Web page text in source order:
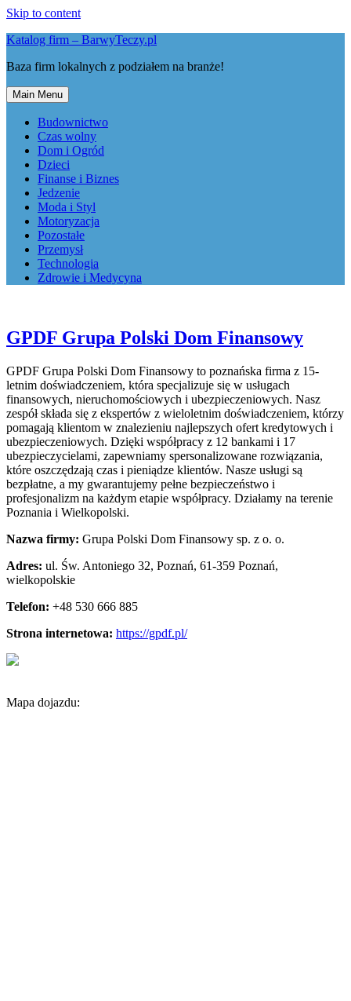
Skip to content
Katalog firm – BarwyTeczy.pl
Baza firm lokalnych z podziałem na branże!
Main Menu
Budownictwo
Czas wolny
Dom i Ogród
Dzieci
Finanse i Biznes
Jedzenie
Moda i Styl
Motoryzacja
Pozostałe
Przemysł
Technologia
Zdrowie i Medycyna
GPDF Grupa Polski Dom Finansowy
GPDF Grupa Polski Dom Finansowy to poznańska firma z 15-
letnim doświadczeniem, która specjalizuje się w usługach
finansowych, nieruchomościowych i ubezpieczeniowych. Nasz
zespół składa się z ekspertów z wieloletnim doświadczeniem, którzy
pomagają klientom w znalezieniu najlepszych ofert kredytowych i
ubezpieczeniowych. Dzięki współpracy z 12 bankami i 17
ubezpieczycielami, zapewniamy spersonalizowane rozwiązania,
które oszczędzają czas i pieniądze klientów. Nasze usługi są
bezpłatne, a my gwarantujemy pełne bezpieczeństwo i
profesjonalizm na każdym etapie współpracy. Działamy na terenie
Poznania i Wielkopolski.
Nazwa firmy: Grupa Polski Dom Finansowy sp. z o. o.
Adres: ul. Św. Antoniego 32, Poznań, 61-359 Poznań,
wielkopolskie
Telefon: +48 530 666 885
Strona internetowa: https://gpdf.pl/
Mapa dojazdu: